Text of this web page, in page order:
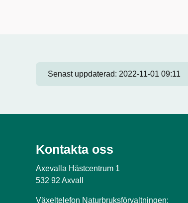
Senast uppdaterad: 2022-11-01 09:11
Kontakta oss
Axevalla Hästcentrum 1
532 92 Axvall
Växeltelefon Naturbruksförvaltningen: